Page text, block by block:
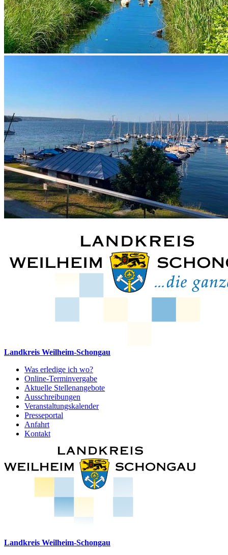
Landkreis Weilheim-Schongau
Was erledige ich wo?
Online-Terminvergabe
Aktuelle Stellenangebote
Ausschreibungen
Veranstaltungskalender
Presseportal
Anfahrt
Kontakt
Landkreis Weilheim-Schongau